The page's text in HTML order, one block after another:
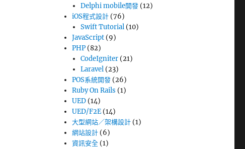
Delphi mobile開發(12)
iOS程式設計 (76)
Swift Tutorial(10)
JavaScript (9)
PHP (82)
CodeIgniter(21)
Laravel(23)
POS系統開發 (26)
Ruby On Rails (1)
UED (14)
UED/F2E (14)
大型網站／架構設計 (1)
網站設計 (6)
資訊安全 (1)